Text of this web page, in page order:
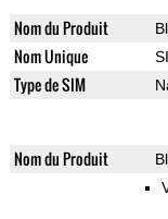
Nom du Produit
Nom Unique
Type de SIM
Nom du Produit